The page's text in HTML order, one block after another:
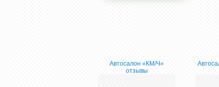
Автосалон «КМ/Ч»
отзывы